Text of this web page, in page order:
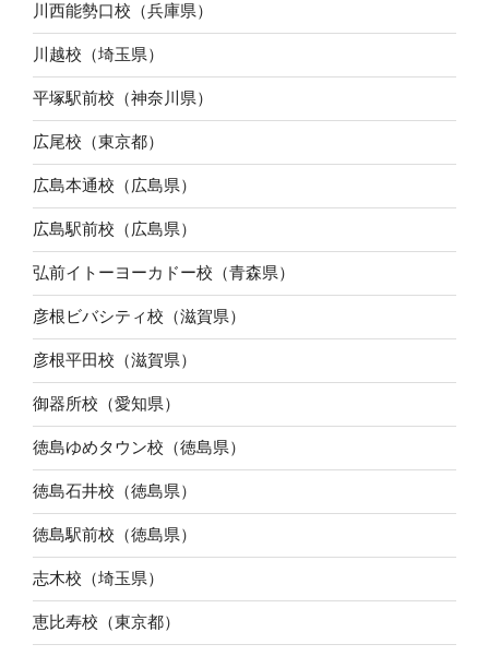
川西能勢口校（兵庫県）
川越校（埼玉県）
平塚駅前校（神奈川県）
広尾校（東京都）
広島本通校（広島県）
広島駅前校（広島県）
弘前イトーヨーカドー校（青森県）
彦根ビバシティ校（滋賀県）
彦根平田校（滋賀県）
御器所校（愛知県）
徳島ゆめタウン校（徳島県）
徳島石井校（徳島県）
徳島駅前校（徳島県）
志木校（埼玉県）
恵比寿校（東京都）